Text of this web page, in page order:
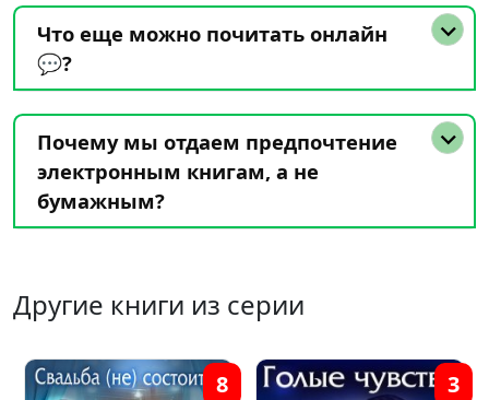
Что еще можно почитать онлайн
💬?
Почему мы отдаем предпочтение
электронным книгам, а не
бумажным?
Другие книги из серии
8 3